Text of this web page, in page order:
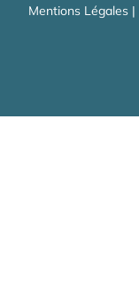
Mentions Légales |